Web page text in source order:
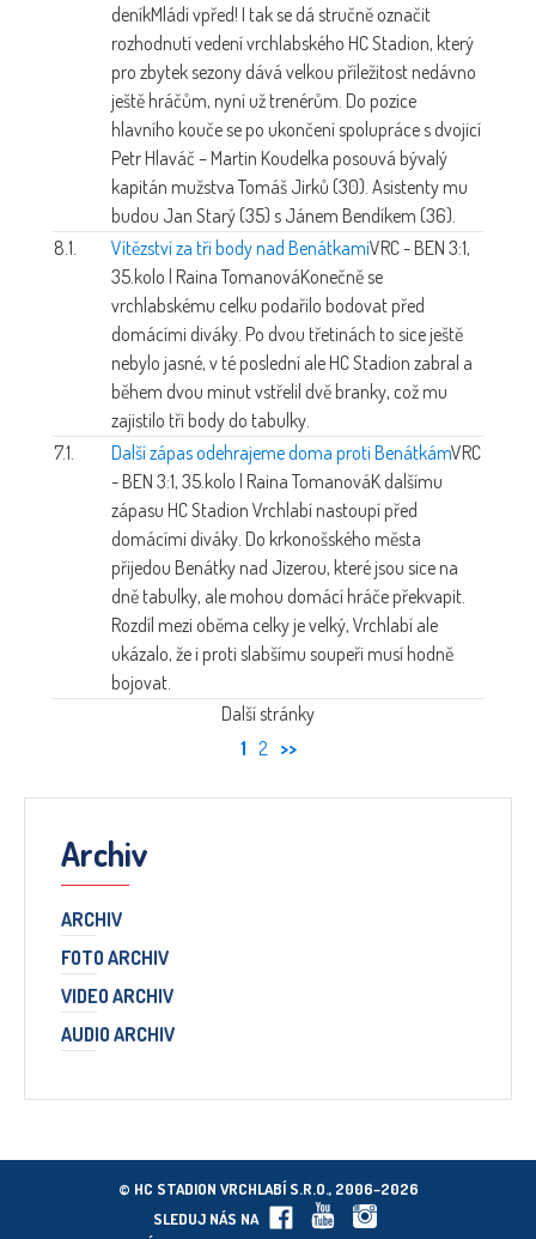
deníkMládí vpřed! I tak se dá stručně označit
rozhodnutí vedení vrchlabského HC Stadion, který
pro zbytek sezony dává velkou příležitost nedávno
ještě hráčům, nyní už trenérům. Do pozice
hlavního kouče se po ukončení spolupráce s dvojicí
Petr Hlaváč – Martin Koudelka posouvá bývalý
kapitán mužstva Tomáš Jirků (30). Asistenty mu
budou Jan Starý (35) s Jánem Bendíkem (36).
8.1.
Vítězství za tři body nad BenátkamiVRC - BEN 3:1,
35.kolo | Raina TomanováKonečně se
vrchlabskému celku podařilo bodovat před
domácími diváky. Po dvou třetinách to sice ještě
nebylo jasné, v té poslední ale HC Stadion zabral a
během dvou minut vstřelil dvě branky, což mu
zajistilo tři body do tabulky.
7.1.
Další zápas odehrajeme doma proti BenátkámVRC
- BEN 3:1, 35.kolo | Raina TomanováK dalšímu
zápasu HC Stadion Vrchlabí nastoupí před
domácími diváky. Do krkonošského města
přijedou Benátky nad Jizerou, které jsou sice na
dně tabulky, ale mohou domácí hráče překvapit.
Rozdíl mezi oběma celky je velký, Vrchlabí ale
ukázalo, že i proti slabšímu soupeři musí hodně
bojovat.
Další stránky
1 2 >>
Archiv
ARCHIV
FOTO ARCHIV
VIDEO ARCHIV
AUDIO ARCHIV
© HC STADION VRCHLABÍ S.R.O., 2006–2026
SLEDUJ NÁS NA